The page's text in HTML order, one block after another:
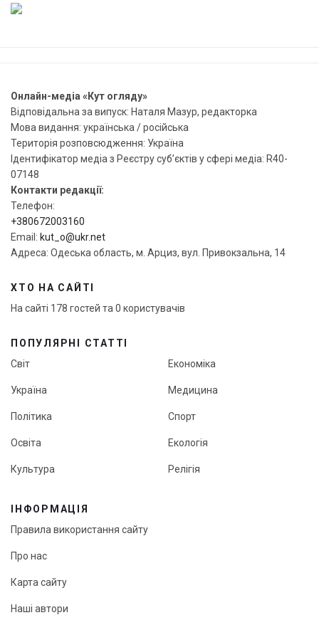
Онлайн-медіа «Кут огляду»
Відповідальна за випуск: Наталя Мазур, редакторка
Мова видання: українська / російська
Територія розповсюдження: Україна
Ідентифікатор медіа з Реєстру суб’єктів у сфері медіа: R40-
07148
Контакти редакції:
Телефон:
+380672003160
Email: kut_o@ukr.net
Адреса: Одеська область, м. Арциз, вул. Привокзальна, 14
ХТО НА САЙТІ
На сайті 178 гостей та 0 користувачів
ПОПУЛЯРНІ СТАТТІ
Світ
Україна
Політика
Освіта
Культура
Економіка
Медицина
Спорт
Екологія
Релігія
ІНФОРМАЦІЯ
Правила використання сайту
Про нас
Карта сайту
Наші автори